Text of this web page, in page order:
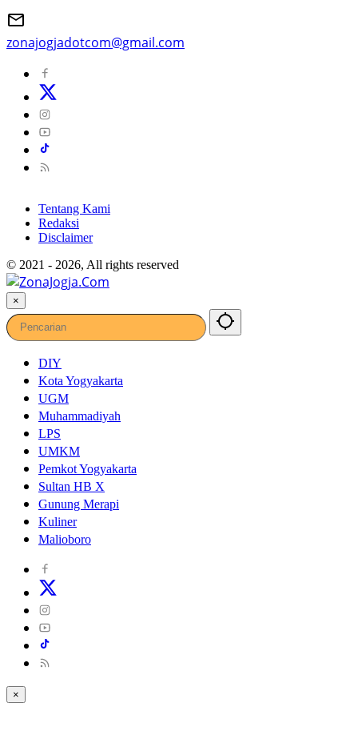
zonajogjadotcom@gmail.com
Tentang Kami
Redaksi
Disclaimer
© 2021 - 2026, All rights reserved
×
DIY
Kota Yogyakarta
UGM
Muhammadiyah
LPS
UMKM
Pemkot Yogyakarta
Sultan HB X
Gunung Merapi
Kuliner
Malioboro
×